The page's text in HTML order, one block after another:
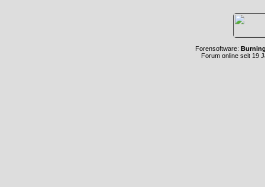
Forensoftware:
Forum online seit 19